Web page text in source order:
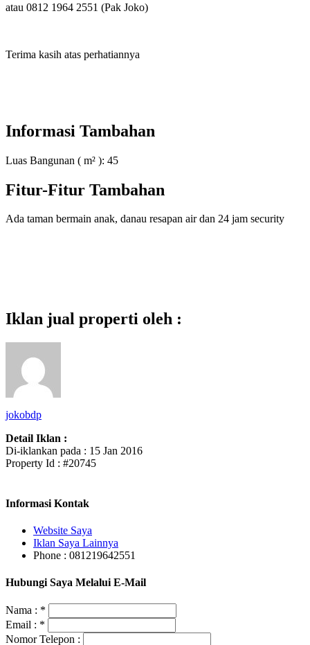
atau 0812 1964 2551 (Pak Joko)
Terima kasih atas perhatiannya
Informasi Tambahan
Luas Bangunan ( m² ): 45
Fitur-Fitur Tambahan
Ada taman bermain anak, danau resapan air dan 24 jam security
Iklan jual properti oleh :
jokobdp
Detail Iklan :
Di-iklankan pada : 15 Jan 2016
Property Id : #20745
Informasi Kontak
Website Saya
Iklan Saya Lainnya
Phone : 081219642551
Hubungi Saya Melalui E-Mail
Nama : *
Email : *
Nomor Telepon :